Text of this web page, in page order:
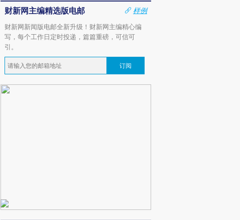
财新网主编精选版电邮
样例
财新网新闻版电邮全新升级！财新网主编精心编
写，每个工作日定时投递，篇篇重磅，可信可
引。
订阅